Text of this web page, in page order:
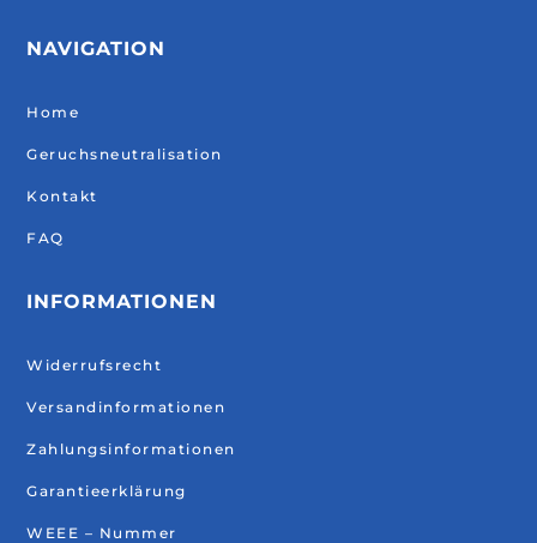
NAVIGATION
Home
Geruchsneutralisation
Kontakt
FAQ
INFORMATIONEN
Widerrufsrecht
Versandinformationen
Zahlungsinformationen
Garantieerklärung
WEEE – Nummer